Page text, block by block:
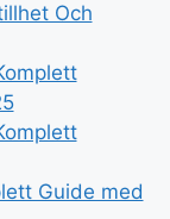
Och
Guide med